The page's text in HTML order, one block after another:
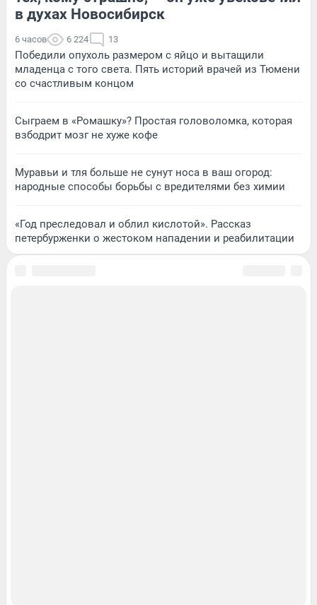
в духах Новосибирск
6 часов 6 224 13
Победили опухоль размером с яйцо и вытащили
младенца с того света. Пять историй врачей из Тюмени
со счастливым концом
Сыграем в «Ромашку»? Простая головоломка, которая
взбодрит мозг не хуже кофе
Муравьи и тля больше не сунут носа в ваш огород:
народные способы борьбы с вредителями без химии
«Год преследовал и облил кислотой». Рассказ
петербурженки о жестоком нападении и реабилитации